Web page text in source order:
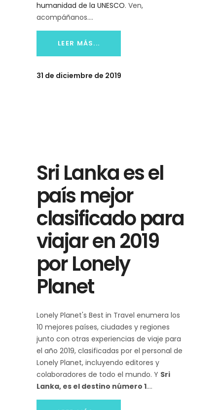
humanidad de la UNESCO. Ven,
acompáñanos.
LEER MÁS...
31 de diciembre de 2019
Sri Lanka es el
país mejor
clasificado para
viajar en 2019
por Lonely
Planet
Lonely Planet's Best in Travel enumera los
10 mejores países, ciudades y regiones
junto con otras experiencias de viaje para
el año 2019, clasificadas por el personal de
Lonely Planet, incluyendo editores y
colaboradores de todo el mundo. Y Sri
Lanka, es el destino número 1.